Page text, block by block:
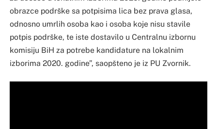
obrazce podrške sa potpisima lica bez prava glasa,
odnosno umrlih osoba kao i osoba koje nisu stavile
potpis podrške, te iste dostavilo u Centralnu izbornu
komisiju BiH za potrebe kandidature na lokalnim
izborima 2020. godine”, saopšteno je iz PU Zvornik.